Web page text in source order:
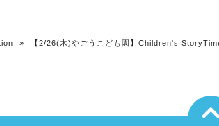
» 【2/26(木)やごうこども園】Children's